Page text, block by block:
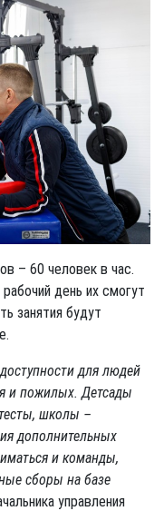
– 60 человек в час.
день их смогут
занятия будут
для людей
и пожилых. Детсады
школы –
дополнительных
и команды,
сборы на базе
управления